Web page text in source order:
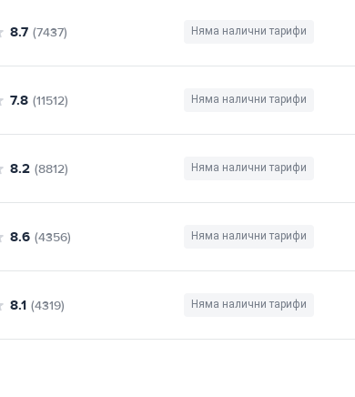
8.7 (7437) Няма налични тарифи
7.8 (11512) Няма налични тарифи
8.2 (8812) Няма налични тарифи
8.6 (4356) Няма налични тарифи
8.1 (4319) Няма налични тарифи